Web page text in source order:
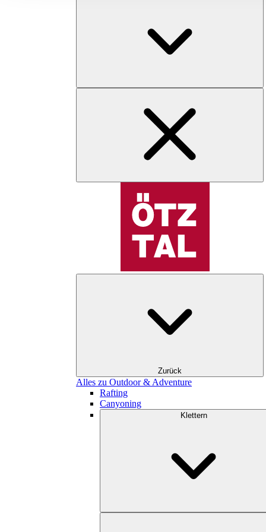
Zurück
Alles zu Outdoor & Adventure
Rafting
Canyoning
Klettern